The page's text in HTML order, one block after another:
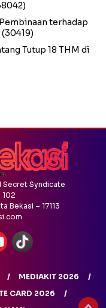
terhadap
(30419)
Tutup 18 THM di
Secret Syndicate
102
Bekasi – 17113
MEDIAKIT 2026
CARD 2026